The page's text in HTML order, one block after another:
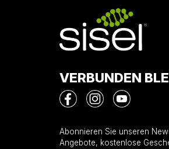
VERBUNDEN
Abonnieren Sie unseren
Angebote, kostenlose